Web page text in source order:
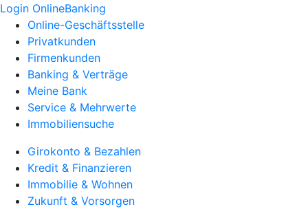
Login OnlineBanking
Online-Geschäftsstelle
Privatkunden
Firmenkunden
Banking & Verträge
Meine Bank
Service & Mehrwerte
Immobiliensuche
Girokonto & Bezahlen
Kredit & Finanzieren
Immobilie & Wohnen
Zukunft & Vorsorgen